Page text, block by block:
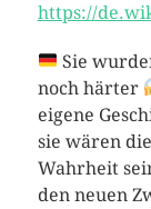
https://
Sie
noch härter
eigene
sie wären
Wahrheit
den neuen